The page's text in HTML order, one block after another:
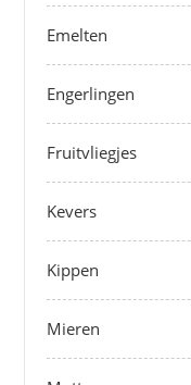
Emelten
Engerlingen
Fruitvliegjes
Kevers
Kippen
Mieren